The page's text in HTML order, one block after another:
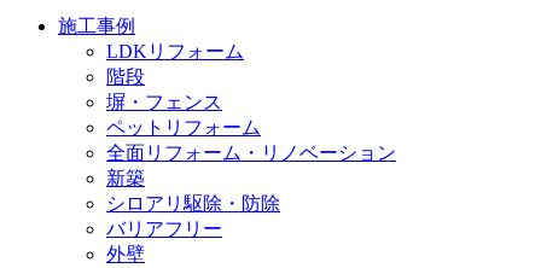
施工事例
LDKリフォーム
階段
塀・フェンス
ペットリフォーム
全面リフォーム・リノベーション
新築
シロアリ駆除・防除
バリアフリー
外壁